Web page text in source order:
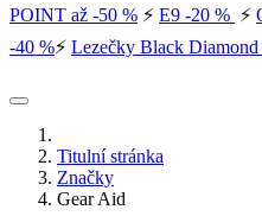
POINT až -50 % ⚡ E9 -20 % ⚡
-40 %⚡ Lezečky Black Diamond
Titulní stránka
Značky
Gear Aid